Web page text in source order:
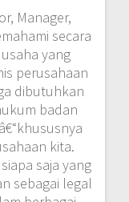
Manager,
secara
yang
perusahaan
dibutuhkan
badan
kita.
saja yang
sebagai legal